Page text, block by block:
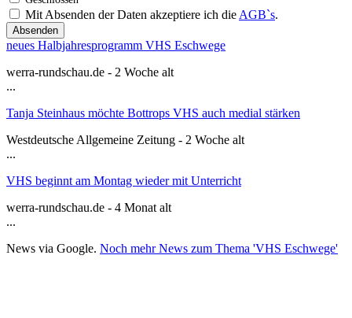
Mit Absenden der Daten akzeptiere ich die AGB`s.
Absenden
neues Halbjahresprogramm VHS Eschwege
werra-rundschau.de - 2 Woche alt
...
Tanja Steinhaus möchte Bottrops VHS auch medial stärken
Westdeutsche Allgemeine Zeitung - 2 Woche alt
...
VHS beginnt am Montag wieder mit Unterricht
werra-rundschau.de - 4 Monat alt
...
News via Google. Noch mehr News zum Thema 'VHS Eschwege'